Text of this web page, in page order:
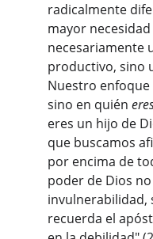
radicalmente
mayor
necesariamente
productivo, sino
Nuestro
sino en quién
eres un hijo de
que buscamos
por encima de
poder de Dios
invulnerabilidad,
recuerda el